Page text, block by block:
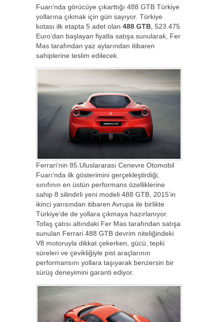
Fuarı’nda görücüye çıkarttığı 488 GTB Türkiye
yollarına çıkmak için gün sayıyor. Türkiye
kotası ilk etapta 5 adet olan 488 GTB , 523.475
Euro’dan başlayan fiyatla satışa sunularak, Fer
Mas tarafından yaz aylarından itibaren
sahiplerine teslim edilecek.
Ferrari’nin 85.Uluslararası Cenevre Otomobil
Fuarı’nda ilk gösterimini gerçekleştirdiği,
sınıfının en üstün performans özelliklerine
sahip 8 silindirli yeni modeli 488 GTB, 2015’in
ikinci yarısından itibaren Avrupa ile birlikte
Türkiye’de de yollara çıkmaya hazırlanıyor.
Tofaş çatısı altındaki Fer Mas tarafından satışa
sunulan Ferrari 488 GTB devrim niteliğindeki
V8 motoruyla dikkat çekerken, gücü, tepki
süreleri ve çevikliğiyle pist araçlarının
performansını yollara taşıyarak benzersin bir
sürüş deneyimini garanti ediyor.